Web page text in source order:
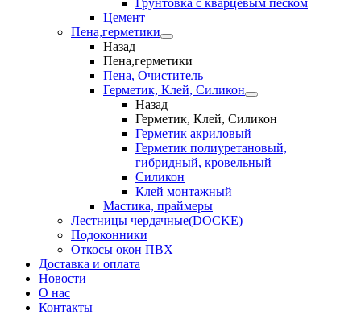
Грунтовка с кварцевым песком
Цемент
Пена,герметики
Назад
Пена,герметики
Пена, Очиститель
Герметик, Клей, Силикон
Назад
Герметик, Клей, Силикон
Герметик акриловый
Герметик полиуретановый,
гибридный, кровельный
Силикон
Клей монтажный
Мастика, праймеры
Лестницы чердачные(DOCKE)
Подоконники
Откосы окон ПВХ
Доставка и оплата
Новости
О нас
Контакты